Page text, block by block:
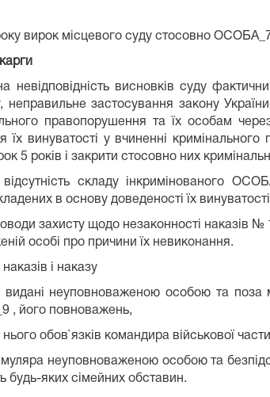
вирок місцевого суду стосовно
висновків суду
застосування закону України
правопорушення та їх особам
винуватості у вчиненні
5 років і закрити стосовно них
складу інкримінованого
в основу доведеності їх
захисту щодо незаконності наказів №
особі про причини їх невиконання.
і наказу
неуповноваженою особою та поза
, його повноважень,
обов`язків командира військової
неуповноваженою особою та
будь-яких сімейних обставин.